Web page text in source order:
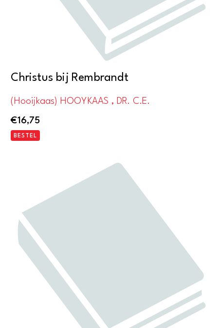
Christus bij Rembrandt
(Hooijkaas) HOOYKAAS , DR. C.E.
€16,75
BESTEL